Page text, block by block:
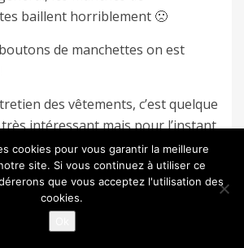
baillent horriblement 🙁
de manchettes on est
des vêtements, c’est quelque
intéressant mais pour l’instant
! J’essaie régulièrement tel ou tel
ou tel entretien, et cela fait un
a l’idée en tête, ça arrivera
avant la fin de l’année !
cookies pour vous garantir la meilleure
site. Si vous continuez à utiliser ce
que vous acceptez l'utilisation des
cookies.